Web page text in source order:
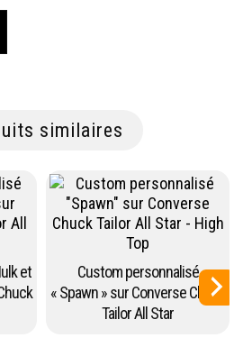
similaires
et
Custom personnalisé
« Spawn » sur Converse Chuck
Tailor All Star